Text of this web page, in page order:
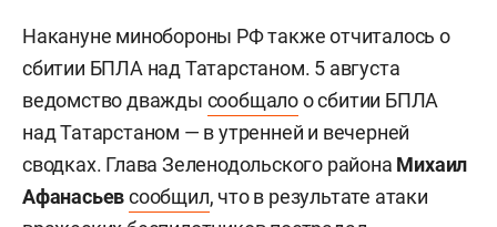
Накануне минобороны РФ также отчиталось о
сбитии БПЛА над Татарстаном. 5 августа
ведомство дважды сообщалоо сбитии БПЛА
над Татарстаном — в утренней и вечерней
сводках. Глава Зеленодольского района Михаил
Афанасьевсообщил, что в результате атаки